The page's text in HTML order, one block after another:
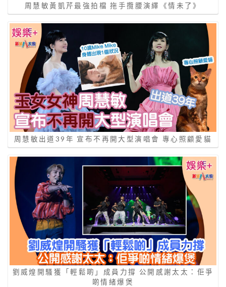
周慧敏黃凱芹最強拍檔 拖手攬腰演繹《情未了》
周慧敏出道39年 宣布不再開大型演唱會 專心照顧愛貓
劉威煌開騷獲「輕鬆啲」成員力撐 公開感謝太太：佢爭
啲情緒爆煲